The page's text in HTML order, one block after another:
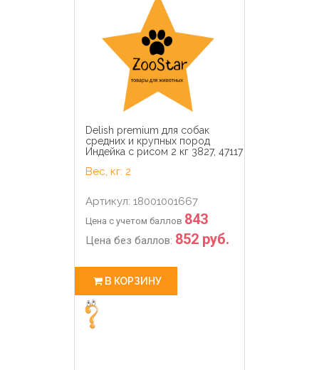
Delish premium для собак
средних и крупных пород
Индейка с рисом 2 кг 3827, 47117
Вес, кг: 2
Артикул: 18001001667
Цена с учетом баллов 843
Цена без баллов: 852 руб.
В КОРЗИНУ